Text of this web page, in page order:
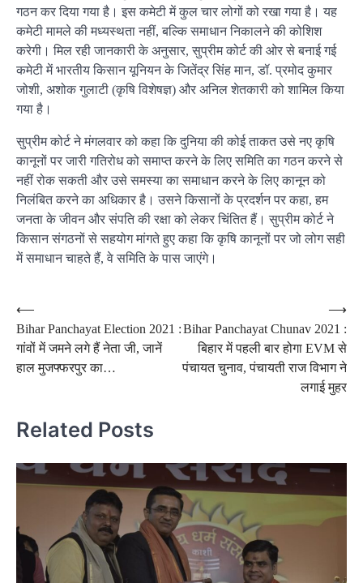
गठन कर दिया गया है। इस कमेटी में कुल चार लोगों को रखा गया है। यह
कमेटी मामले की मध्यस्थता नहीं, बल्कि समाधान निकालने की कोशिश
करेगी। मिल रही जानकारी के अनुसार, सुप्रीम कोर्ट की ओर से बनाई गई
कमेटी में भारतीय किसान यूनियन के जितेंद्र सिंह मान, डॉ. प्रमोद कुमार
जोशी, अशोक गुलाटी (कृषि विशेषज्ञ) और अनिल शेतकारी को शामिल किया
गया है।
सुप्रीम कोर्ट ने मंगलवार को कहा कि दुनिया की कोई ताकत उसे नए कृषि
कानूनों पर जारी गतिरोध को समाप्त करने के लिए समिति का गठन करने से
नहीं रोक सकती और उसे समस्या का समाधान करने के लिए कानून को
निलंबित करने का अधिकार है। उसने किसानों के प्रदर्शन पर कहा, हम
जनता के जीवन और संपति की रक्षा को लेकर चिंतित हैं। सुप्रीम कोर्ट ने
किसान संगठनों से सहयोग मांगते हुए कहा कि कृषि कानूनों पर जो लोग सही
में समाधान चाहते हैं, वे समिति के पास जाएंगे।
Post
navigation
⟵
Bihar Panchayat Election 2021 :
गांवों में जमने लगे हैं नेता जी, जानें
हाल मुजफ्फरपुर का…
Bihar Panchayat Chunav 2021 :
बिहार में पहली बार होगा EVM से
पंचायत चुनाव, पंचायती राज विभाग ने
लगाई मुहर
⟶
Related Posts